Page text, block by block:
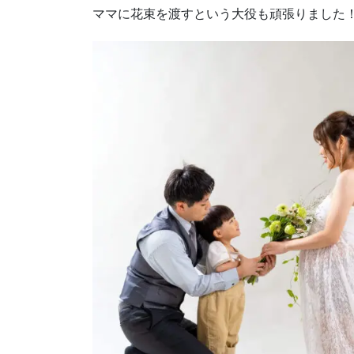
ママに花束を渡すという大役も頑張りました